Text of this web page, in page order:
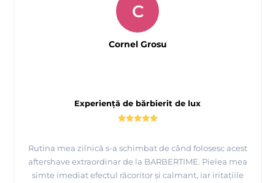
Experiență de bărbierit de lux
Rutina mea zilnică s-a schimbat de când folosesc acest
aftershave extraordinar de la BARBERTIME. Pielea mea
simte imediat efectul răcoritor și calmant, iar iritațiile
C
Cornel Grosu